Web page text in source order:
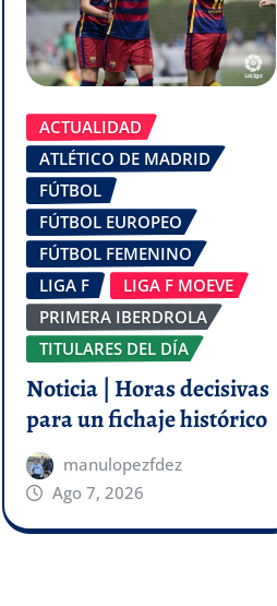
ACTUALIDAD
ATLÉTICO DE MADRID
FÚTBOL
FÚTBOL EUROPEO
FÚTBOL FEMENINO
LIGA F
LIGA F MOEVE
PRIMERA IBERDROLA
TITULARES DEL DÍA
Noticia | Horas decisivas
para un fichaje histórico
manulopezfdez
Ago 7, 2026